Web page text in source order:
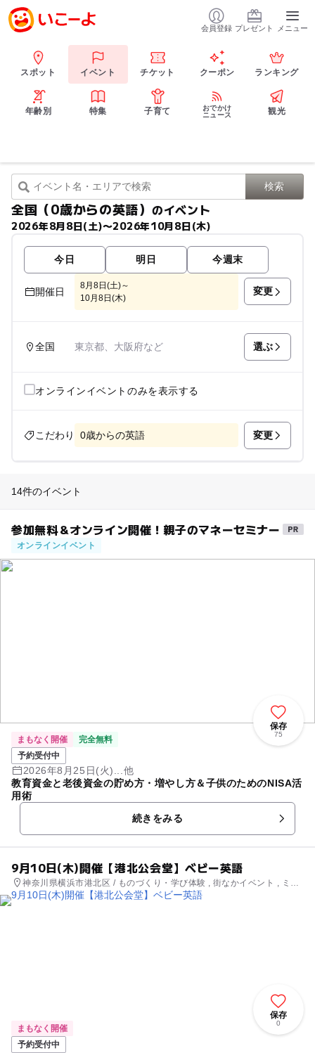
会員登録 プレゼント メニュー
スポット イベント チケット クーポン ランキング
年齢別 特集 子育て
おでかけ
ニュース
観光
全国（0歳からの英語） のイベント
2026年8月8日(土)〜2026年10月8日(木)
今日 明日 今週末
開催日
8月8日(土)～
10月8日(木)
変更
全国 東京都、大阪府など 選ぶ
オンラインイベントのみを表示する
こだわり 0歳からの英語 変更
14件のイベント
参加無料＆オンライン開催！親子のマネーセミナー
オンラインイベント
保存
75
まもなく開催
完全無料
予約受付中
2026年8月25日(火)...他
教育資金と老後資金の貯め方・増やし方＆子供のためのNISA活
用術
続きをみる
9月10日(木)開催【港北公会堂】ベビー英語
神奈川県横浜市港北区 / ものづくり・学び体験 , 街なかイベント , ミニ
イベント
保存
0
まもなく開催
予約受付中